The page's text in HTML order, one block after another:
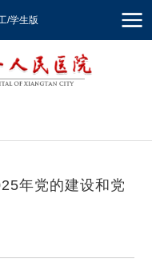
/学生版
年党的建设和党